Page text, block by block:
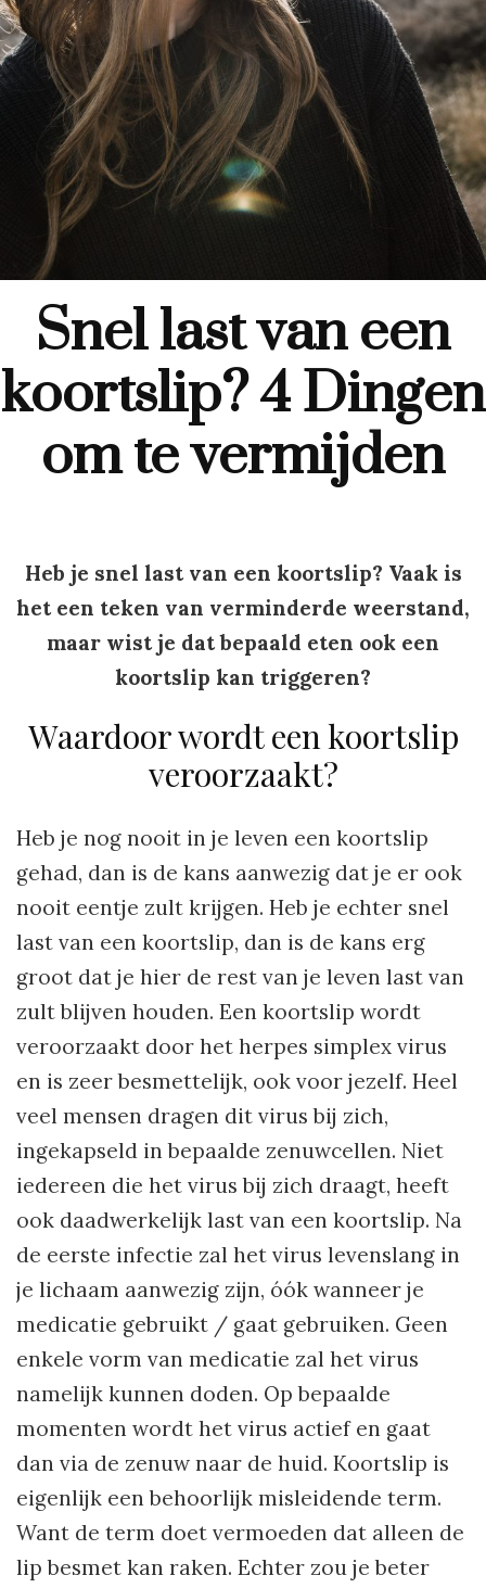
Snel last van een
koortslip? 4 Dingen
om te vermijden
Heb je snel last van een koortslip? Vaak is
het een teken van verminderde weerstand,
maar wist je dat bepaald eten ook een
koortslip kan triggeren?
Waardoor wordt een koortslip
veroorzaakt?
Heb je nog nooit in je leven een koortslip
gehad, dan is de kans aanwezig dat je er ook
nooit eentje zult krijgen. Heb je echter snel
last van een koortslip, dan is de kans erg
groot dat je hier de rest van je leven last van
zult blijven houden. Een koortslip wordt
veroorzaakt door het herpes simplex virus
en is zeer besmettelijk, ook voor jezelf. Heel
veel mensen dragen dit virus bij zich,
ingekapseld in bepaalde zenuwcellen. Niet
iedereen die het virus bij zich draagt, heeft
ook daadwerkelijk last van een koortslip. Na
de eerste infectie zal het virus levenslang in
je lichaam aanwezig zijn, óók wanneer je
medicatie gebruikt / gaat gebruiken. Geen
enkele vorm van medicatie zal het virus
namelijk kunnen doden. Op bepaalde
momenten wordt het virus actief en gaat
dan via de zenuw naar de huid. Koortslip is
eigenlijk een behoorlijk misleidende term.
Want de term doet vermoeden dat alleen de
lip besmet kan raken. Echter zou je beter